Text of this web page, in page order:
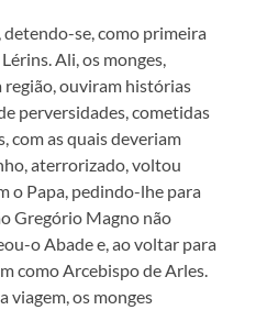
se, como primeira
Ali, os monges,
ouviram histórias
perversidades, cometidas
com as quais deveriam
aterrorizado, voltou
o Papa, pedindo-lhe para
Gregório Magno não
o Abade e, ao voltar para
como Arcebispo de Arles.
viagem, os monges